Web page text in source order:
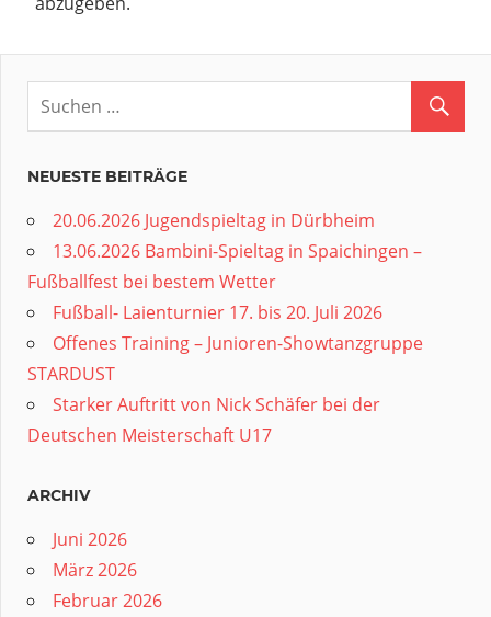
NEUESTE BEITRÄGE
20.06.2026 Jugendspieltag in Dürbheim
13.06.2026 Bambini-Spieltag in Spaichingen –
Fußballfest bei bestem Wetter
Fußball- Laienturnier 17. bis 20. Juli 2026
Offenes Training – Junioren-Showtanzgruppe
STARDUST
Starker Auftritt von Nick Schäfer bei der
Deutschen Meisterschaft U17
ARCHIV
Juni 2026
März 2026
Februar 2026